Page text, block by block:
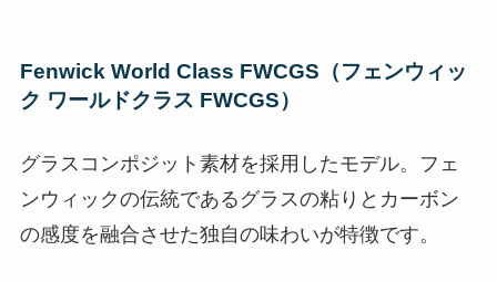
Fenwick World Class FWCGS（フェンウィッ
ク ワールドクラス FWCGS）
グラスコンポジット素材を採用したモデル。フェ
ンウィックの伝統であるグラスの粘りとカーボン
の感度を融合させた独自の味わいが特徴です。